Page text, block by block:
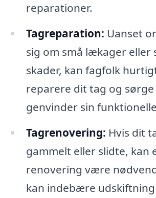
reparationer.
Tagreparation: Uanset
sig om små lækager eller
skader, kan fagfolk
reparere dit tag og
genvinder sin
Tagrenovering: Hvis dit
gammelt eller slidte, kan
renovering være
kan indebære